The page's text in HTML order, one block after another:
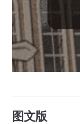
图文版